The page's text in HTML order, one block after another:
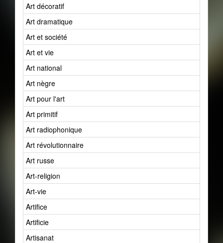
Art décoratif
Art dramatique
Art et société
Art et vie
Art national
Art nègre
Art pour l'art
Art primitif
Art radiophonique
Art révolutionnaire
Art russe
Art-religion
Art-vie
Artifice
Artificie
Artisanat